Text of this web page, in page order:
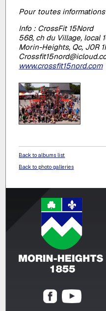
Pour toutes
Info : CrossFit 15Nord
568, ch du Village, local
Morin-Heights, Qc, J0R
www.crossfit15nord.com
Back to albums list
Back to photo galleries